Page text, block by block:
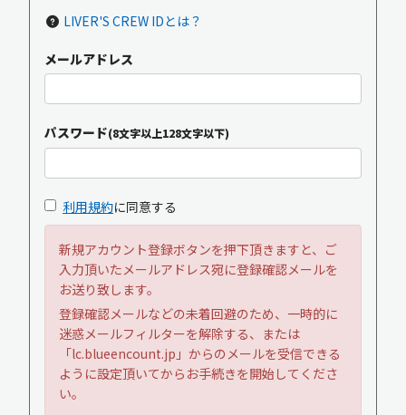
LIVER'S CREW IDとは？
メールアドレス
パスワード(8文字以上128文字以下)
利用規約に同意する
新規アカウント登録ボタンを押下頂きますと、ご
入力頂いたメールアドレス宛に登録確認メールを
お送り致します。
登録確認メールなどの未着回避のため、一時的に
迷惑メールフィルターを解除する、または
「lc.blueencount.jp」からのメールを受信できる
ように設定頂いてからお手続きを開始してくださ
い。